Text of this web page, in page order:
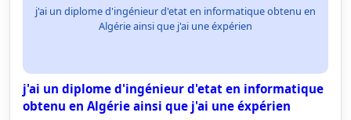
j'ai un diplome d'ingénieur d'etat en informatique obtenu en
Algérie ainsi que j'ai une éxpérien
j'ai un diplome d'ingénieur d'etat en informatique
obtenu en Algérie ainsi que j'ai une éxpérien